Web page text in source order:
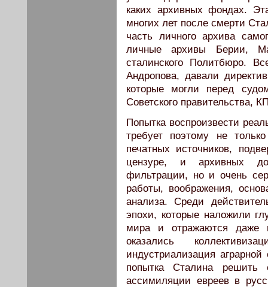
каких архивных фондах.
многих лет после смерти
часть личного архива
личные архивы Берии,
сталинского Политбюро.
Андропова, давали
которые могли перед
Советского правительства,
Попытка воспроизвести
требует поэтому не
печатных источников,
цензуре, и архивных
фильтрации, но и очень
работы, воображения,
анализа. Среди
эпохи, которые наложили
мира и отражаются даже
оказались
индустриализация
попытка Сталина
ассимиляции евреев в